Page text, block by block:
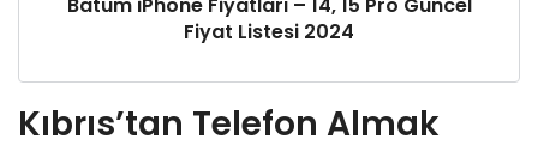
Fiyat Listesi 2024
Kıbrıs’tan Telefon Almak